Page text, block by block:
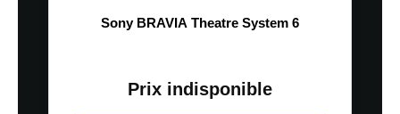
Sony BRAVIA Theatre System 6
Prix indisponible